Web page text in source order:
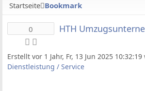
Startseite Bookmark
0 HTH
Erstellt vor 1 Jahr, Fr, 13 Jun 2025 10:32:19
Dienstleistung / Service